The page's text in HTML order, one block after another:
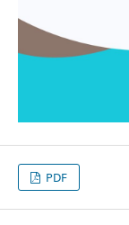
PDF